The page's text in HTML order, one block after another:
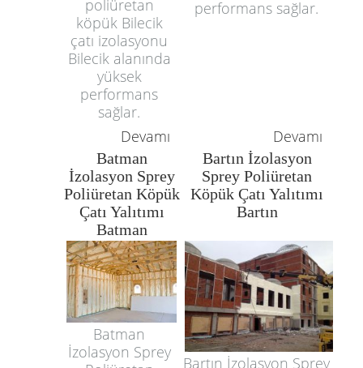
poliüretan
köpük Bilecik
çatı izolasyonu
Bilecik alanında
yüksek
performans
sağlar.
performans sağlar.
Devamı Devamı
Batman
İzolasyon Sprey
Poliüretan Köpük
Çatı Yalıtımı
Batman
Bartın İzolasyon
Sprey Poliüretan
Köpük Çatı Yalıtımı
Bartın
Batman
İzolasyon Sprey
Bartın İzolasyon Sprey